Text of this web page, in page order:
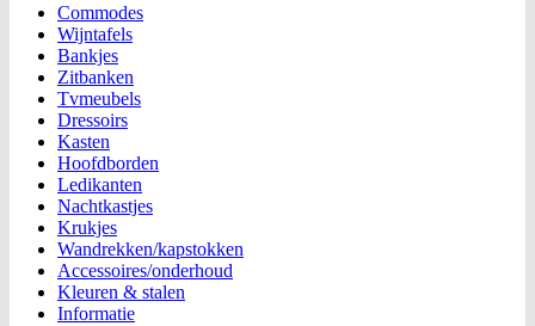
Commodes
Wijntafels
Bankjes
Zitbanken
Tvmeubels
Dressoirs
Kasten
Hoofdborden
Ledikanten
Nachtkastjes
Krukjes
Wandrekken/kapstokken
Accessoires/onderhoud
Kleuren & stalen
Informatie